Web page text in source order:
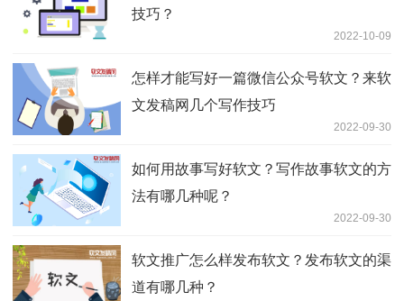
技巧？
2022-10-09
怎样才能写好一篇微信公众号软文？来软
文发稿网几个写作技巧
2022-09-30
如何用故事写好软文？写作故事软文的方
法有哪几种呢？
2022-09-30
软文推广怎么样发布软文？发布软文的渠
道有哪几种？